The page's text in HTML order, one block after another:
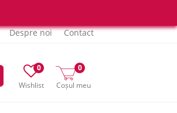
Despre noi Contact
Wishlist
0
Coșul meu
0